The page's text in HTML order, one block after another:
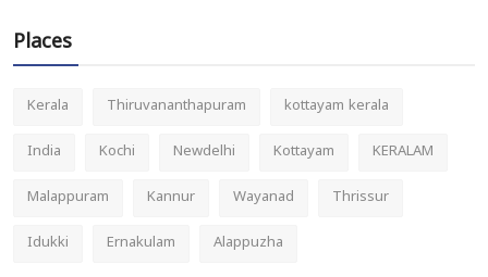
Places
Kerala Thiruvananthapuram kottayam kerala
India Kochi Newdelhi Kottayam KERALAM
Malappuram Kannur Wayanad Thrissur
Idukki Ernakulam Alappuzha